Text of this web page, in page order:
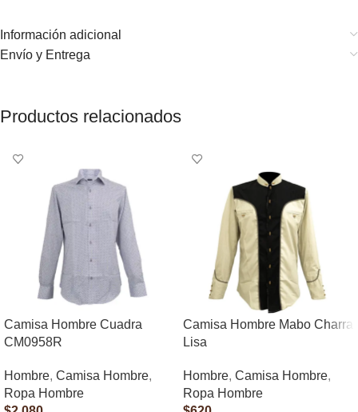
Información adicional
Envío y Entrega
Productos relacionados
Camisa Hombre Cuadra
CM0958R
Hombre, Camisa Hombre,
Ropa Hombre
Camisa Hombre Mabo Charra
Lisa
Hombre, Camisa Hombre,
Ropa Hombre